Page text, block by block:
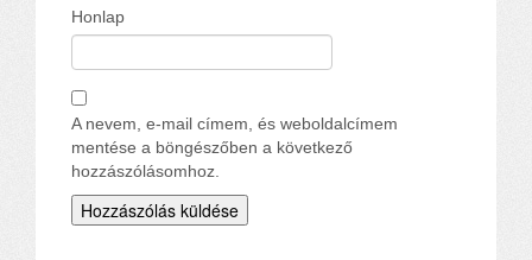
Honlap
A nevem, e-mail címem, és weboldalcímem
mentése a böngészőben a következő
hozzászólásomhoz.